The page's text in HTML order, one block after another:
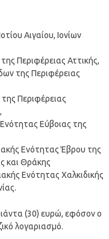
Αιγαίου, Ιονίων
Περιφέρειας Αττικής,
της Περιφέρειας
Περιφέρειας
Εύβοιας της
Ενότητας Έβρου της
και Θράκης
Ενότητας Χαλκιδικής
(30) ευρώ, εφόσον ο
λογαριασμό.